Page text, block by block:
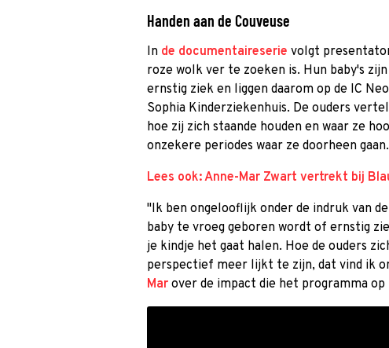
Handen aan de Couveuse
In de documentaireserie volgt
roze wolk ver te zoeken is. Hun baby's
ernstig ziek en liggen daarom op de IC
Sophia Kinderziekenhuis. De ouders
hoe zij zich staande houden en waar ze
onzekere periodes waar ze doorheen gaan.
Lees ook: Anne-Mar Zwart vertrekt bij
"Ik ben ongelooflijk onder de indruk van
baby te vroeg geboren wordt of ernstig
je kindje het gaat halen. Hoe de ouders
perspectief meer lijkt te zijn, dat vind ik
Mar over de impact die het programma